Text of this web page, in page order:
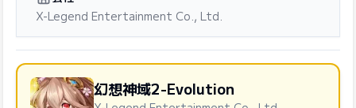
X-Legend Entertainment Co., Ltd.
幻想神域2-Evolution